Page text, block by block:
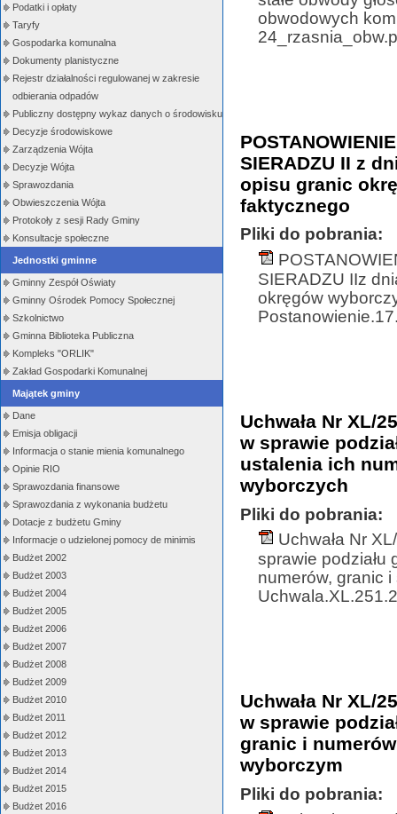
Podatki i opłaty
Taryfy
Gospodarka komunalna
Dokumenty planistyczne
Rejestr działalności regulowanej w zakresie
odbierania odpadów
Publiczny dostępny wykaz danych o środowisku
Decyzje środowiskowe
Zarządzenia Wójta
Decyzje Wójta
Sprawozdania
Obwieszczenia Wójta
Protokoły z sesji Rady Gminy
Konsultacje społeczne
Jednostki gminne
Gminny Zespół Oświaty
Gminny Ośrodek Pomocy Społecznej
Szkolnictwo
Gminna Biblioteka Publiczna
Kompleks "ORLIK"
Zakład Gospodarki Komunalnej
Majątek gminy
Dane
Emisja obligacji
Informacja o stanie mienia komunalnego
Opinie RIO
Sprawozdania finansowe
Sprawozdania z wykonania budżetu
Dotacje z budżetu Gminy
Informacje o udzielonej pomocy de minimis
Budżet 2002
Budżet 2003
Budżet 2004
Budżet 2005
Budżet 2006
Budżet 2007
Budżet 2008
Budżet 2009
Budżet 2010
Budżet 2011
Budżet 2012
Budżet 2013
Budżet 2014
Budżet 2015
Budżet 2016
obwodowych
SIERADZU II z
opisu granic
faktycznego
Pliki do pobrania:
SIERADZU IIz
okręgów
Uchwała Nr XL/
w sprawie
ustalenia ich
wyborczych
Pliki do pobrania:
Uchwała Nr
sprawie podziału
numerów, granic
Uchwała Nr XL/
w sprawie
granic i
wyborczym
Pliki do pobrania: